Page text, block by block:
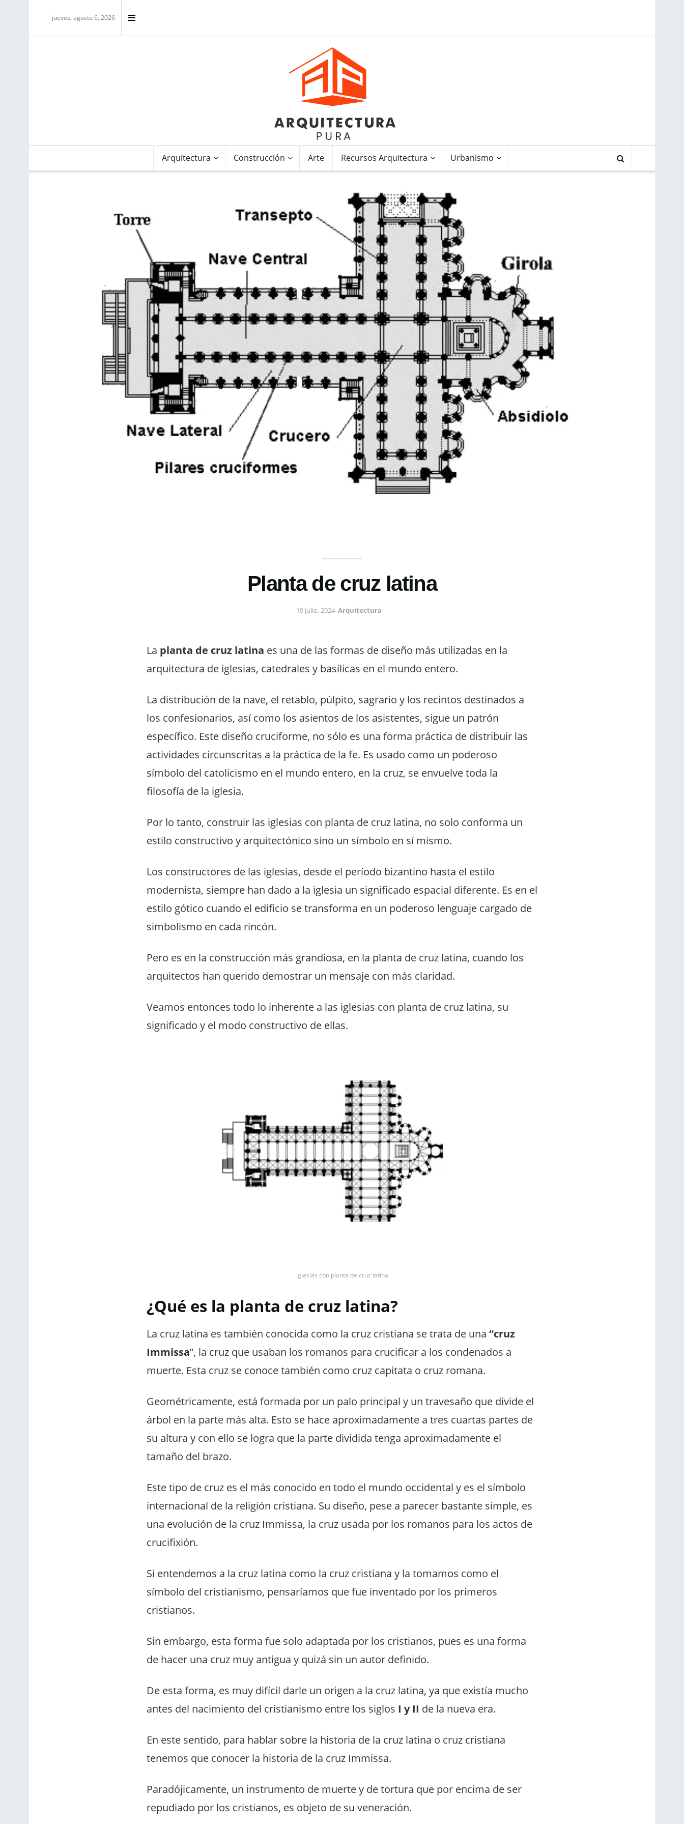
jueves, agosto 6, 2026
Arquitectura Construcción Arte Recursos Arquitectura Urbanismo
Planta de cruz latina
19 julio, 2024 Arquitectura
La planta de cruz latina es una de las formas de diseño más utilizadas en la
arquitectura de iglesias, catedrales y basílicas en el mundo entero.
La distribución de la nave, el retablo, púlpito, sagrario y los recintos destinados a
los confesionarios, así como los asientos de los asistentes, sigue un patrón
específico. Este diseño cruciforme, no sólo es una forma práctica de distribuir las
actividades circunscritas a la práctica de la fe. Es usado como un poderoso
símbolo del catolicismo en el mundo entero, en la cruz, se envuelve toda la
filosofía de la iglesia.
Por lo tanto, construir las iglesias con planta de cruz latina, no solo conforma un
estilo constructivo y arquitectónico sino un símbolo en sí mismo.
Los constructores de las iglesias, desde el período bizantino hasta el estilo
modernista, siempre han dado a la iglesia un significado espacial diferente. Es en el
estilo gótico cuando el edificio se transforma en un poderoso lenguaje cargado de
simbolismo en cada rincón.
Pero es en la construcción más grandiosa, en la planta de cruz latina, cuando los
arquitectos han querido demostrar un mensaje con más claridad.
Veamos entonces todo lo inherente a las iglesias con planta de cruz latina, su
significado y el modo constructivo de ellas.
iglesias con planta de cruz latina
¿Qué es la planta de cruz latina?
La cruz latina es también conocida como la cruz cristiana se trata de una “cruz
Immissa”, la cruz que usaban los romanos para crucificar a los condenados a
muerte. Esta cruz se conoce también como cruz capitata o cruz romana.
Geométricamente, está formada por un palo principal y un travesaño que divide el
árbol en la parte más alta. Esto se hace aproximadamente a tres cuartas partes de
su altura y con ello se logra que la parte dividida tenga aproximadamente el
tamaño del brazo.
Este tipo de cruz es el más conocido en todo el mundo occidental y es el símbolo
internacional de la religión cristiana. Su diseño, pese a parecer bastante simple, es
una evolución de la cruz Immissa, la cruz usada por los romanos para los actos de
crucifixión.
Si entendemos a la cruz latina como la cruz cristiana y la tomamos como el
símbolo del cristianismo, pensaríamos que fue inventado por los primeros
cristianos.
Sin embargo, esta forma fue solo adaptada por los cristianos, pues es una forma
de hacer una cruz muy antigua y quizá sin un autor definido.
De esta forma, es muy difícil darle un origen a la cruz latina, ya que existía mucho
antes del nacimiento del cristianismo entre los siglos I y II de la nueva era.
En este sentido, para hablar sobre la historia de la cruz latina o cruz cristiana
tenemos que conocer la historia de la cruz Immissa.
Paradójicamente, un instrumento de muerte y de tortura que por encima de ser
repudiado por los cristianos, es objeto de su veneración.